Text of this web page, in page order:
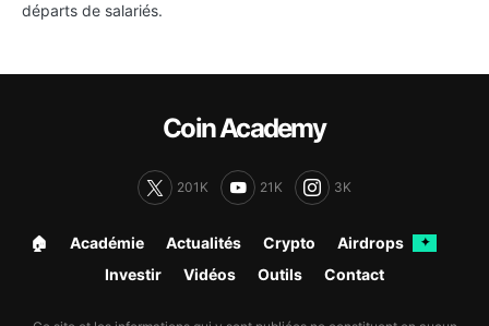
départs de salariés.
Coin Academy
201K 21K 3K
🏠︎ Académie Actualités Crypto Airdrops ✦
Investir Vidéos Outils Contact